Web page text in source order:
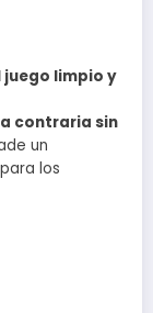
juego limpio y
contraria sin
un
los